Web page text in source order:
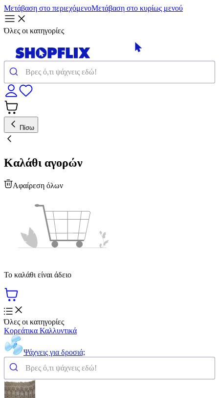
Μετάβαση στο περιεχόμενοΜετάβαση στο κυρίως μενού
Όλες οι κατηγορίες
Πίσω
Καλάθι αγορών
Αφαίρεση όλων
Το καλάθι είναι άδειο
Όλες οι κατηγορίες
Κορεάτικα Καλλυντικά
Ψάχνεις για δροσιά;